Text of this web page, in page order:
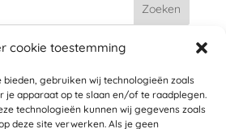
cookie toestemming
gebruiken wij technologieën zoals
je apparaat op te slaan en/of te raadplegen.
technologieën kunnen wij gegevens zoals
deze site verwerken. Als je geen
en autonomie: precies wat ik
naast PhD 14